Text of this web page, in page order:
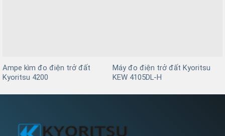
Ampe kìm đo điện trở đất
Kyoritsu 4200
Máy đo điện trở đất Kyoritsu
KEW 4105DL-H